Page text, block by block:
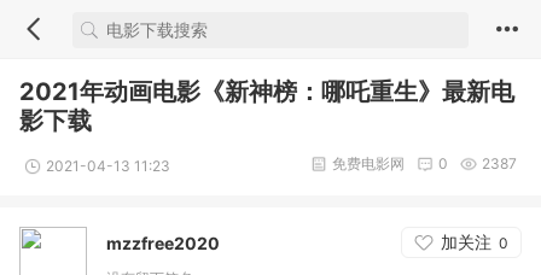
2021年动画电影《新神榜：哪吒重生》最新电
影下载
2021-04-13 11:23 2387
0
免费电影网
mzzfree2020 加关注 0